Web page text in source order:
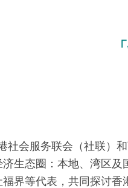
社会服务联会（社联）
生态圈：本地、湾区
界等代表，共同探讨